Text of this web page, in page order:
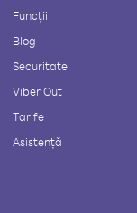
Funcții
Blog
Securitate
Viber Out
Tarife
Asistență